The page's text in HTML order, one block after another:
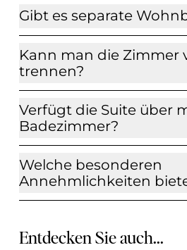
Gibt es separate
Kann man die Zimmer
trennen?
Verfügt die Suite über
Badezimmer?
Welche besonderen
Annehmlichkeiten
Entdecken Sie auch...